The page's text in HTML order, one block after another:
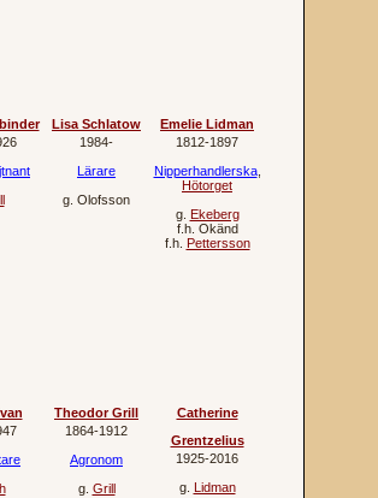
Lisa Schlatow
1984‐
Lärare
g. Olofsson
Emelie Lidman
1812‐1897
Nipperhandlerska,
Hötorget
g. Ekeberg
f.h. Okänd
f.h. Pettersson
Theodor Grill
1864‐1912
Agronom
g. Grill
Catherine
Grentzelius
1925‐2016
g. Lidman